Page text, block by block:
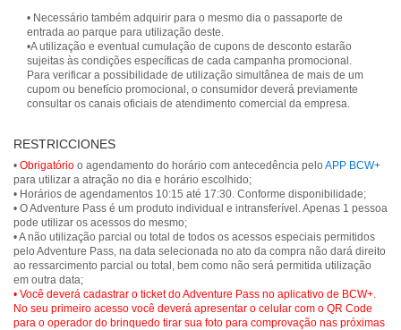
• Necessário também adquirir para o mesmo dia o passaporte de
entrada ao parque para utilização deste.
•A utilização e eventual cumulação de cupons de desconto estarão
sujeitas às condições específicas de cada campanha promocional.
Para verificar a possibilidade de utilização simultânea de mais de um
cupom ou benefício promocional, o consumidor deverá previamente
consultar os canais oficiais de atendimento comercial da empresa.
RESTRICCIONES
• Obrigatório o agendamento do horário com antecedência pelo APP BCW+
para utilizar a atração no dia e horário escolhido;
• Horários de agendamentos 10:15 até 17:30. Conforme disponibilidade;
• O Adventure Pass é um produto individual e intransferível. Apenas 1 pessoa
pode utilizar os acessos do mesmo;
• A não utilização parcial ou total de todos os acessos especiais permitidos
pelo Adventure Pass, na data selecionada no ato da compra não dará direito
ao ressarcimento parcial ou total, bem como não será permitida utilização
• Você deverá cadastrar o ticket do Adventure Pass no aplicativo de BCW+.
No seu primeiro acesso você deverá apresentar o celular com o QR Code
para o operador do brinquedo tirar sua foto para comprovação nas próximas